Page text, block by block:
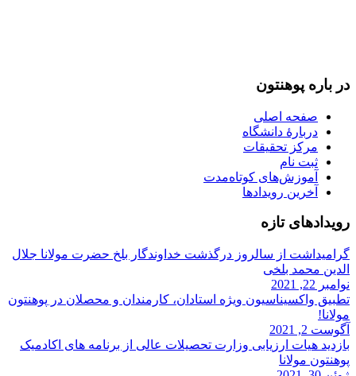
در باره‌ پوهنتون
صفحه اصلی
دربارۀ‌ دانشگاه
مرکز تحقیقات
ثبت نام
آموزش‌های کوتاه‌مدت
آخرین رویدادها
رویداد‌های تازه
گرامیداشت از سالروز درگذشت خداوندگار بلخ حضرت مولانا جلال
الدین محمد بلخی
نوامبر 22, 2021
تطبیق واکسیناسیون ویژه استادان، کارمندان و‌ محصلان در پوهنتون
مولانا!
آگوست 2, 2021
بازدید هیات ارزیابی وزارت تحصیلات عالی از برنامه های اکادمیک
پوهنتون مولانا